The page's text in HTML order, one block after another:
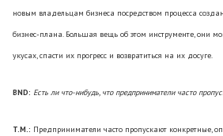
новым владельцам бизнеса посредством процесса
бизнес-плана. Большая вещь об этом инструменте, они
укусах, спасти их прогресс и возвратиться на их досуге.
BND: Есть ли что-нибудь, что предприниматели часто
T.M.: Предприниматели часто пропускают конкретные,